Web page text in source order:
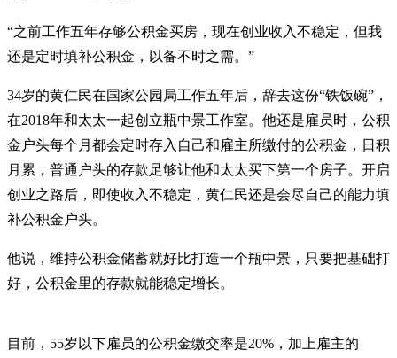
“之前工作五年存够公积金买房，现在创业收入不稳定，但我
还是定时填补公积金，以备不时之需。”
34岁的黄仁民在国家公园局工作五年后，辞去这份“铁饭碗”，
在2018年和太太一起创立瓶中景工作室。他还是雇员时，公积
金户头每个月都会定时存入自己和雇主所缴付的公积金，日积
月累，普通户头的存款足够让他和太太买下第一个房子。开启
创业之路后，即使收入不稳定，黄仁民还是会尽自己的能力填
补公积金户头。
他说，维持公积金储蓄就好比打造一个瓶中景，只要把基础打
好，公积金里的存款就能稳定增长。
目前，55岁以下雇员的公积金缴交率是20%，加上雇主的